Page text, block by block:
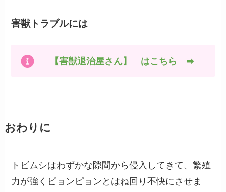
害獣トラブルには
【害獣退治屋さん】 はこちら ➡
おわりに
トビムシはわずかな隙間から侵入してきて、繁殖
力が強くピョンピョンとはね回り不快にさせま